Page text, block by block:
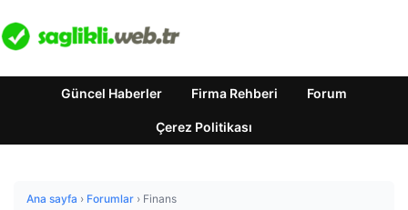
Güncel Haberler Firma Rehberi Forum
Çerez Politikası
Ana sayfa › Forumlar › Finans